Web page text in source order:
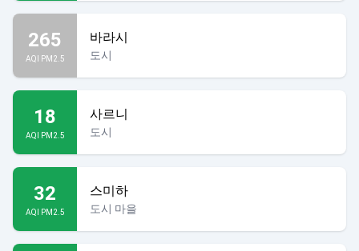
265
AQI PM2.5
바라시
도시
18
AQI PM2.5
사르니
도시
32
AQI PM2.5
스미하
도시 마을